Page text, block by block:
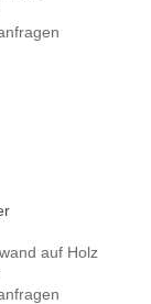
auf Holz